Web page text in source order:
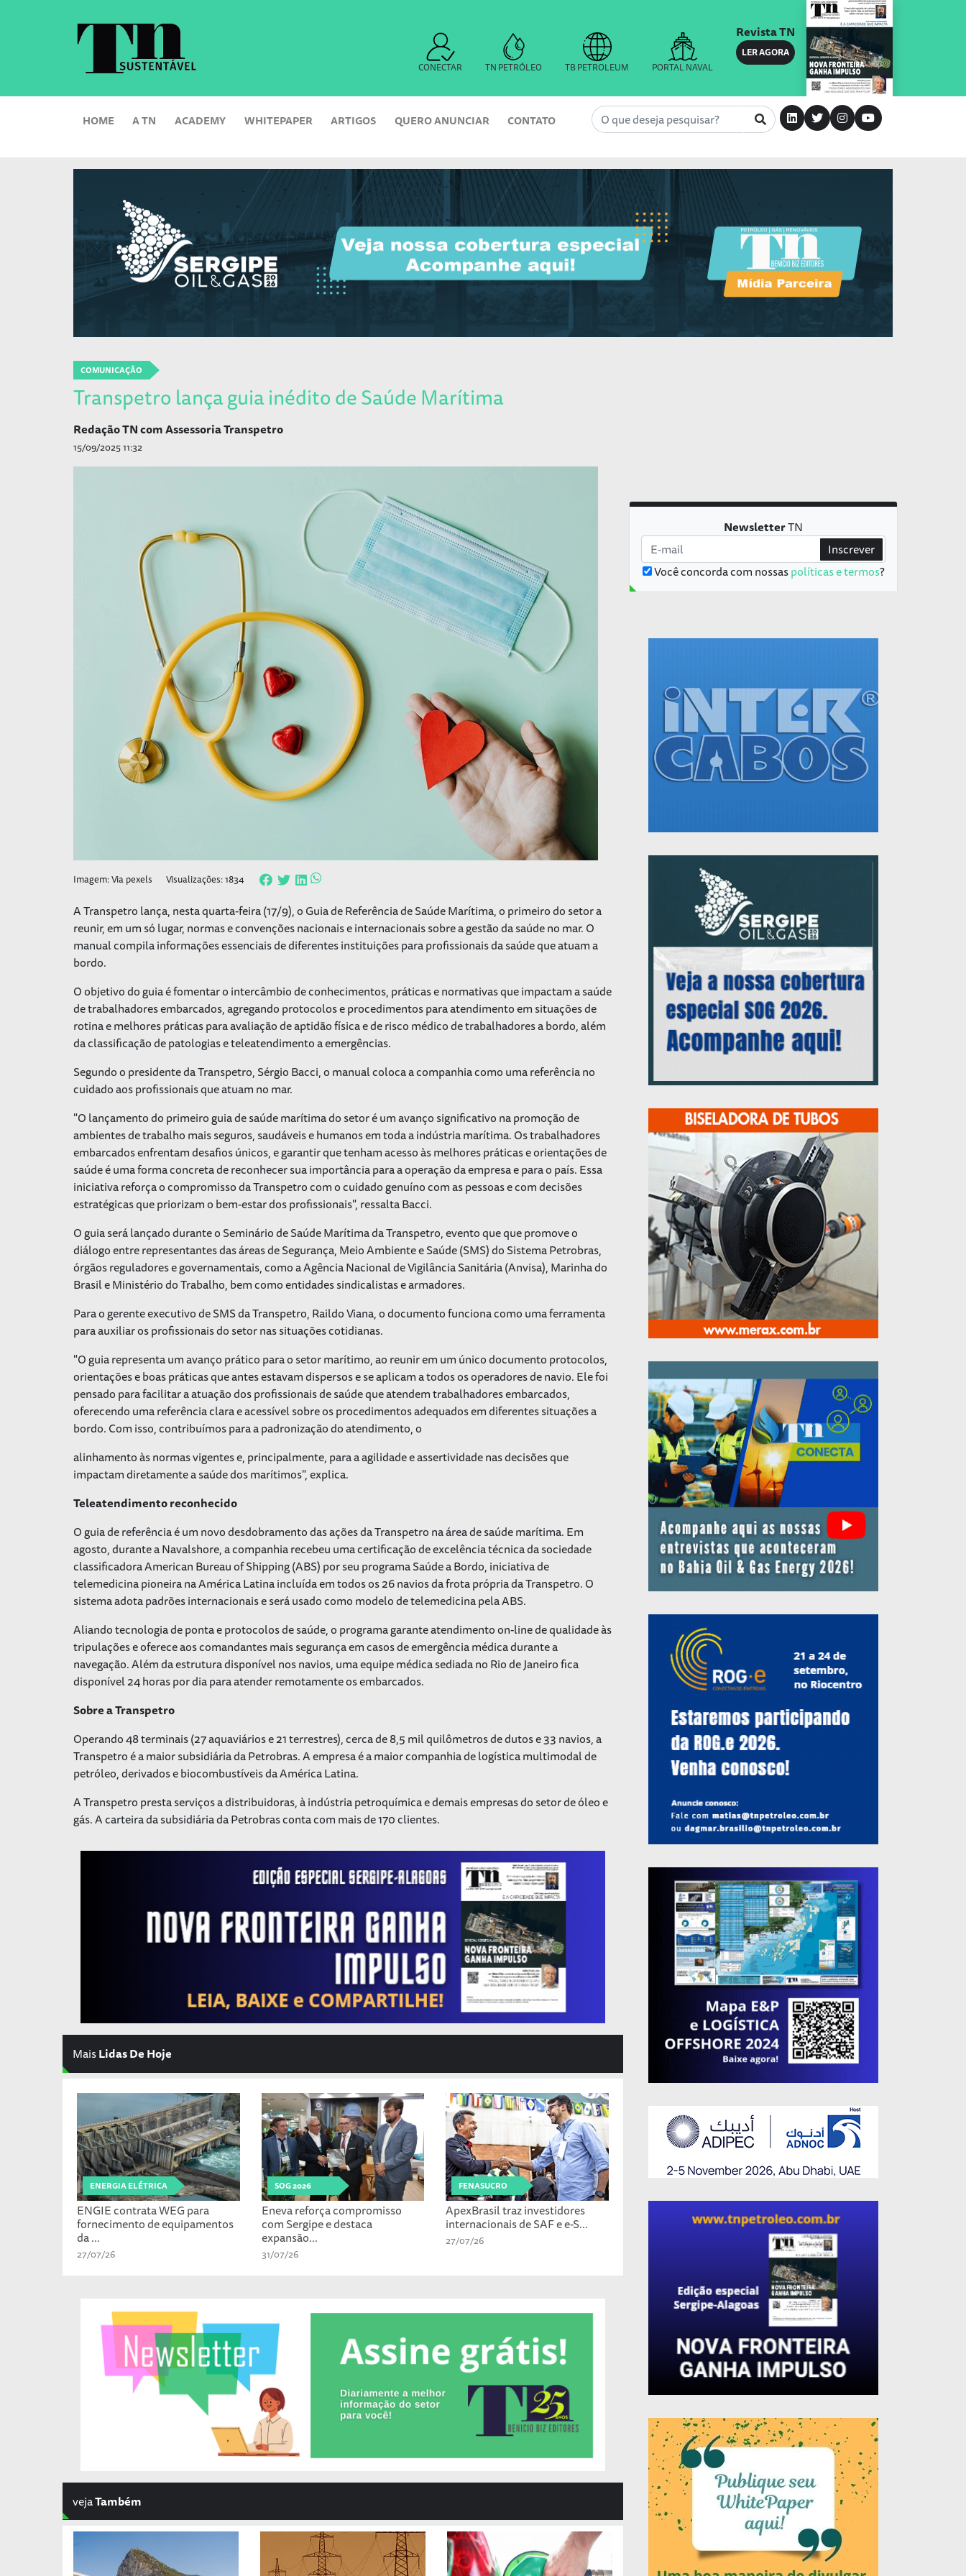
CONECTAR TN PETRÓLEO TB PETROLEUM PORTAL NAVAL
Revista TN
LER AGORA
HOME A TN ACADEMY WHITEPAPER ARTIGOS QUERO ANUNCIAR CONTATO
COMUNICAÇÃO
Transpetro lança guia inédito de Saúde Marítima
Redação TN com Assessoria Transpetro
15/09/2025 11:32
Imagem: Via pexels Visualizações: 1834
A Transpetro lança, nesta quarta-feira (17/9), o Guia de Referência de Saúde Marítima, o primeiro do setor a
reunir, em um só lugar, normas e convenções nacionais e internacionais sobre a gestão da saúde no mar. O
manual compila informações essenciais de diferentes instituições para profissionais da saúde que atuam a
bordo.
O objetivo do guia é fomentar o intercâmbio de conhecimentos, práticas e normativas que impactam a saúde
de trabalhadores embarcados, agregando protocolos e procedimentos para atendimento em situações de
rotina e melhores práticas para avaliação de aptidão física e de risco médico de trabalhadores a bordo, além
da classificação de patologias e teleatendimento a emergências.
Segundo o presidente da Transpetro, Sérgio Bacci, o manual coloca a companhia como uma referência no
cuidado aos profissionais que atuam no mar.
"O lançamento do primeiro guia de saúde marítima do setor é um avanço significativo na promoção de
ambientes de trabalho mais seguros, saudáveis e humanos em toda a indústria marítima. Os trabalhadores
embarcados enfrentam desafios únicos, e garantir que tenham acesso às melhores práticas e orientações de
saúde é uma forma concreta de reconhecer sua importância para a operação da empresa e para o país. Essa
iniciativa reforça o compromisso da Transpetro com o cuidado genuíno com as pessoas e com decisões
estratégicas que priorizam o bem-estar dos profissionais", ressalta Bacci.
O guia será lançado durante o Seminário de Saúde Marítima da Transpetro, evento que que promove o
diálogo entre representantes das áreas de Segurança, Meio Ambiente e Saúde (SMS) do Sistema Petrobras,
órgãos reguladores e governamentais, como a Agência Nacional de Vigilância Sanitária (Anvisa), Marinha do
Brasil e Ministério do Trabalho, bem como entidades sindicalistas e armadores.
Para o gerente executivo de SMS da Transpetro, Raildo Viana, o documento funciona como uma ferramenta
para auxiliar os profissionais do setor nas situações cotidianas.
"O guia representa um avanço prático para o setor marítimo, ao reunir em um único documento protocolos,
orientações e boas práticas que antes estavam dispersos e se aplicam a todos os operadores de navio. Ele foi
pensado para facilitar a atuação dos profissionais de saúde que atendem trabalhadores embarcados,
oferecendo uma referência clara e acessível sobre os procedimentos adequados em diferentes situações a
bordo. Com isso, contribuímos para a padronização do atendimento, o
alinhamento às normas vigentes e, principalmente, para a agilidade e assertividade nas decisões que
impactam diretamente a saúde dos marítimos", explica.
Teleatendimento reconhecido
O guia de referência é um novo desdobramento das ações da Transpetro na área de saúde marítima. Em
agosto, durante a Navalshore, a companhia recebeu uma certificação de excelência técnica da sociedade
classificadora American Bureau of Shipping (ABS) por seu programa Saúde a Bordo, iniciativa de
telemedicina pioneira na América Latina incluída em todos os 26 navios da frota própria da Transpetro. O
sistema adota padrões internacionais e será usado como modelo de telemedicina pela ABS.
Aliando tecnologia de ponta e protocolos de saúde, o programa garante atendimento on-line de qualidade às
tripulações e oferece aos comandantes mais segurança em casos de emergência médica durante a
navegação. Além da estrutura disponível nos navios, uma equipe médica sediada no Rio de Janeiro fica
disponível 24 horas por dia para atender remotamente os embarcados.
Sobre a Transpetro
Operando 48 terminais (27 aquaviários e 21 terrestres), cerca de 8,5 mil quilômetros de dutos e 33 navios, a
Transpetro é a maior subsidiária da Petrobras. A empresa é a maior companhia de logística multimodal de
petróleo, derivados e biocombustíveis da América Latina.
A Transpetro presta serviços a distribuidoras, à indústria petroquímica e demais empresas do setor de óleo e
gás. A carteira da subsidiária da Petrobras conta com mais de 170 clientes.
MaisLidas De Hoje
ENERGIA ELÉTRICA
ENGIE contrata WEG para
fornecimento de equipamentos
da ...
27/07/26
SOG 2026
Eneva reforça compromisso
com Sergipe e destaca
expansão...
31/07/26
FENASUCRO
ApexBrasil traz investidores
internacionais de SAF e e-S...
27/07/26
vejaTambém
NewsletterTN
Você concorda com nossaspolíticas e termos?
Inscrever